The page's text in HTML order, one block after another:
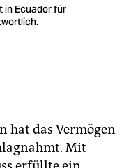
in Ecuador für
hat das Vermögen
Mit